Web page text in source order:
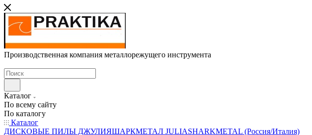
Производственная компания металлорежущего инструмента
Каталог
По всему сайту
По каталогу
Каталог
ДИСКОВЫЕ ПИЛЫ ДЖУЛИЯШАРКМЕТАЛ JULIASHARKMETAL (Россия/Италия)